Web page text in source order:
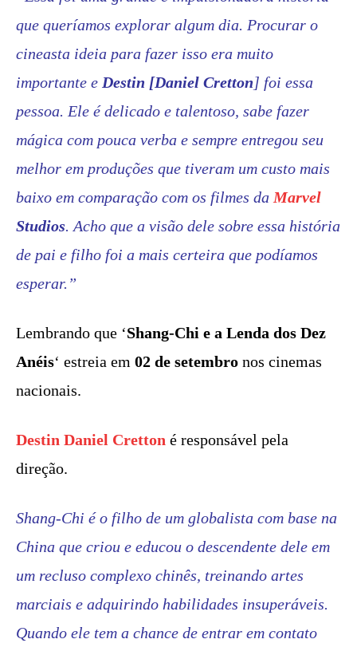
que queríamos explorar algum dia. Procurar o
cineasta ideia para fazer isso era muito
importante e Destin [Daniel Cretton] foi essa
pessoa. Ele é delicado e talentoso, sabe fazer
mágica com pouca verba e sempre entregou seu
melhor em produções que tiveram um custo mais
baixo em comparação com os filmes da Marvel
Studios. Acho que a visão dele sobre essa história
de pai e filho foi a mais certeira que podíamos
esperar.”
Lembrando que ‘Shang-Chi e a Lenda dos Dez
Anéis‘ estreia em 02 de setembro nos cinemas
nacionais.
Destin Daniel Cretton é responsável pela
direção.
Shang-Chi é o filho de um globalista com base na
China que criou e educou o descendente dele em
um recluso complexo chinês, treinando artes
marciais e adquirindo habilidades insuperáveis.
Quando ele tem a chance de entrar em contato